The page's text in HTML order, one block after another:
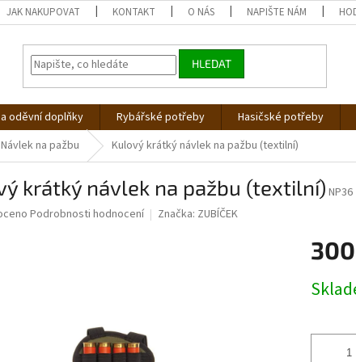
JAK NAKUPOVAT KONTAKT O NÁS NAPIŠTE NÁM
HLEDAT
oděvní doplňky Rybářské potřeby Hasičské potřeby
Návlek na pažbu Kulový krátký návlek na pažbu (textilní)
krátký návlek na pažbu (textilní) NP36
Podrobnosti hodnocení Značka: ZUBÍČEK
cena: